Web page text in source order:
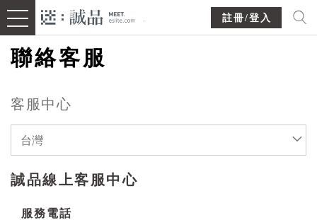
註冊/登入
聯絡客服
客服中心
台灣
誠品線上客服中心
服務電話